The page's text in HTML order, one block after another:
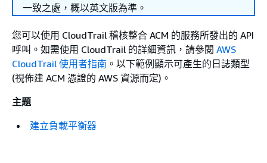
一致之處，概以英文版為準。
您可以使用 CloudTrail 稽核整合 ACM 的服務所發出的 API
呼叫。如需使用 CloudTrail 的詳細資訊，請參閱 AWS
CloudTrail 使用者指南 。以下範例顯示可產生的日誌類型
(視佈建 ACM 憑證的 AWS 資源而定)。
主題
建立負載平衡器